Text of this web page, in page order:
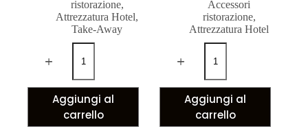
ristorazione,
Attrezzatura Hotel,
Take-Away
Aggiungi al
carrello
Accessori
ristorazione,
Attrezzatura Hotel
Aggiungi al
carrello